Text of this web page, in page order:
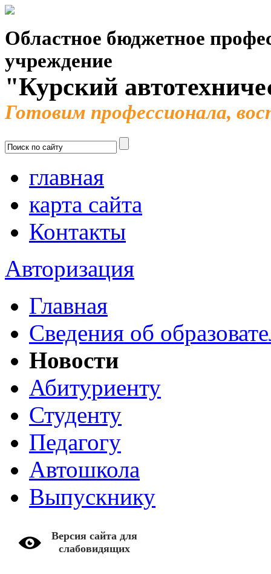
Областное бюджетное
учреждение
"Курский
Готовим профессионала,
главная
карта сайта
Контакты
Авторизация
Главная
Сведения об
Новости
Абитуриенту
Студенту
Педагогу
Автошкола
Выпускнику
Версия сайта для
слабовидящих